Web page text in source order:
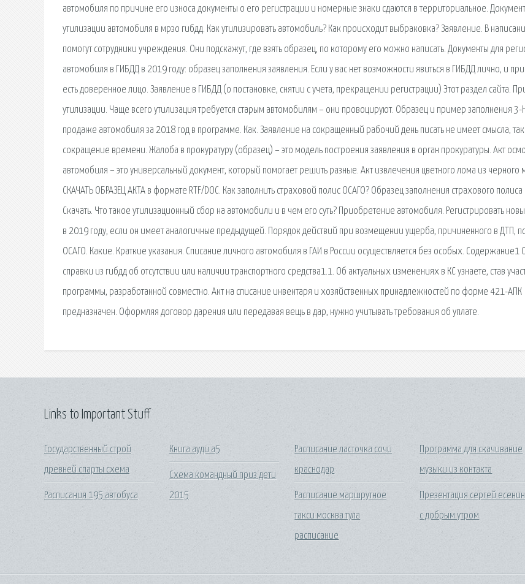
Links to Important Stuff
Государственный строй
древней спарты схема
Расписания 195 автобуса
Книга ауди а5
Схема командный приз дети
2015
Расписание ласточка сочи
краснодар
Расписание маршрутное
такси москва тула
расписание
Программа для скачивание
музыки из контакта
Презентация сергей есенин
с добрым утром